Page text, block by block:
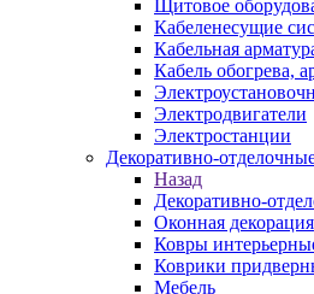
Щитовое
Кабеленесущие
Кабельная
Кабель обогрева,
Электродвигатели
Электростанции
Декоративно-
Назад
Декоративно-
Оконная декорация
Ковры
Коврики
Мебель